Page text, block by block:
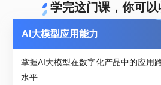
学完这门课，你可以
AI大模型应用能力
掌握AI大模型在数字化产品中的应用
水平